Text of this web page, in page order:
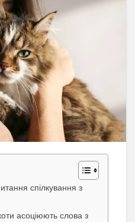
спілкування з
асоціюють слова з